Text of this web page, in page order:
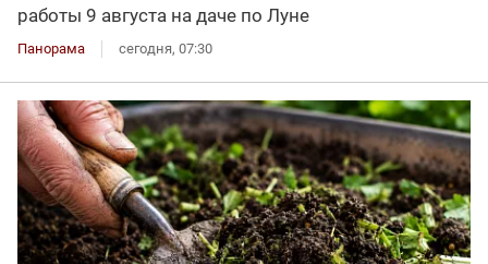
работы 9 августа на даче по Луне
Панорама сегодня, 07:30